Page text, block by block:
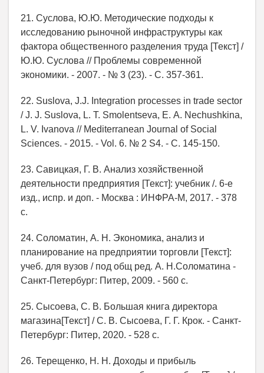
21. Суслова, Ю.Ю. Методические подходы к
исследованию рыночной инфраструктуры как
фактора общественного разделения труда [Текст] /
Ю.Ю. Суслова // Проблемы современной
экономики. - 2007. - № 3 (23). - С. 357-361.
22. Suslova, J.J. Integration processes in trade sector
/ J. J. Suslova, L. T. Smolentseva, Е. A. Nechushkina,
L. V. Ivanova // Mediterranean Journal of Social
Sciences. - 2015. - Vol. 6. № 2 S4. - С. 145-150.
23. Савицкая, Г. В. Анализ хозяйственной
деятельности предприятия [Текст]: учебник /. 6-е
изд., испр. и доп. - Москва : ИНФРА-М, 2017. - 378
с.
24. Соломатин, А. Н. Экономика, анализ и
планирование на предприятии торговли [Текст]:
учеб. для вузов / под общ ред. А. Н.Соломатина -
Санкт-Петербург: Питер, 2009. - 560 с.
25. Сысоева, С. В. Большая книга директора
магазина[Текст] / С. В. Сысоева, Г. Г. Крок. - Санкт-
Петербург: Питер, 2020. - 528 с.
26. Терещенко, Н. Н. Доходы и прибыль